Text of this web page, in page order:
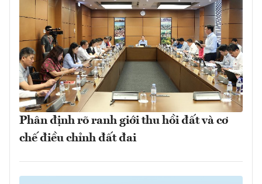
Phân định rõ ranh giới thu hồi đất và cơ
chế điều chỉnh đất đai